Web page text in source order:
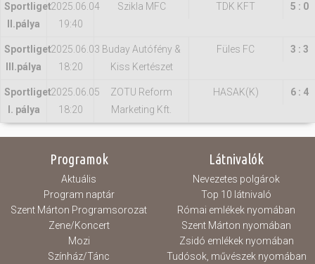
Sportliget
II.pálya
2025.06.04
19:40
Szikla MFC TDK KFT 5 : 0
Sportliget
IIl.pálya
2025.06.03
18:20
Buday Autófény &
Kiss Kertészet
Füles FC 3 : 3
Sportliget
I. pálya
2025.06.05
18:20
ZOTU Reform
Marketing Kft.
HASAK(K) 6 : 4
Programok
Aktuális
Program naptár
Szent Márton Programsorozat
Zene/Koncert
Mozi
Színház/Tánc
Látnivalók
Nevezetes polgárok
Top 10 látnivaló
Római emlékek nyomában
Szent Márton nyomában
Zsidó emlékek nyomában
Tudósok, művészek nyomában